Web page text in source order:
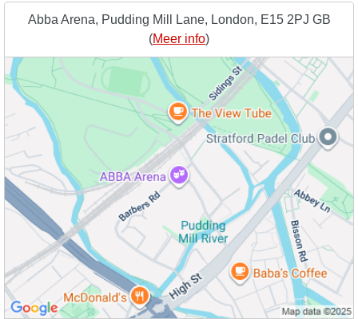
Abba Arena, Pudding Mill Lane, London, E15 2PJ GB
(Meer info)